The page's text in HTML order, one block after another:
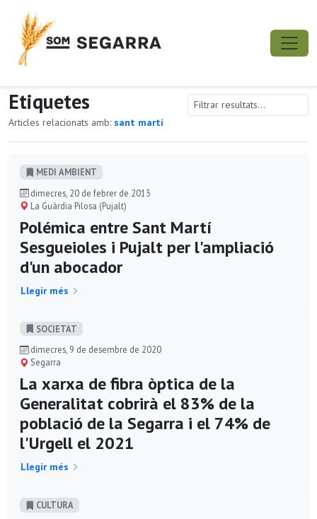
Etiquetes
Articles relacionats amb: sant martí
MEDI AMBIENT
dimecres, 20 de febrer de 2013
La Guàrdia Pilosa (Pujalt)
Polémica entre Sant Martí
Sesgueioles i Pujalt per l'ampliació
d'un abocador
Llegir més
SOCIETAT
dimecres, 9 de desembre de 2020
Segarra
La xarxa de fibra òptica de la
Generalitat cobrirà el 83% de la
població de la Segarra i el 74% de
l'Urgell el 2021
Llegir més
CULTURA